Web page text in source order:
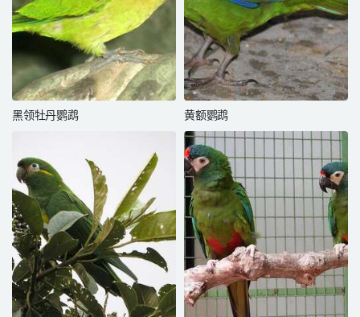
黑领牡丹鹦鹉 黄额鹦鹉